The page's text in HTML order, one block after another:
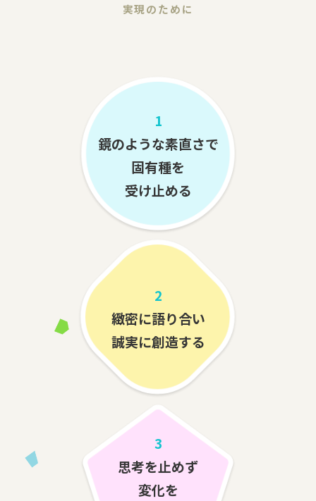
実現のために
1
鏡のような素直さで
固有種を
受け止める
2
緻密に語り合い
誠実に創造する
3
思考を止めず
変化を